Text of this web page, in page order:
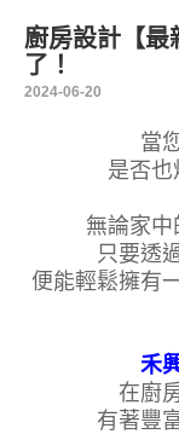
廚房設計【最
了！
2024-06-20
當
是否也
無論家中
只要透
便能輕鬆擁有
禾
在廚
有著豐